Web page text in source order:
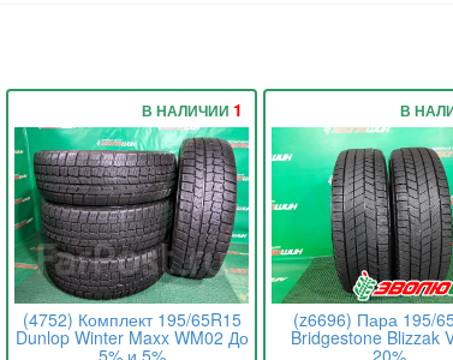
(4752) Комплект 195/65R15
Dunlop Winter Maxx WM02 До
5% и 5%
В НАЛИЧИИ 1
(z6696) Пара 195/
Bridgestone Blizzak
20%
В